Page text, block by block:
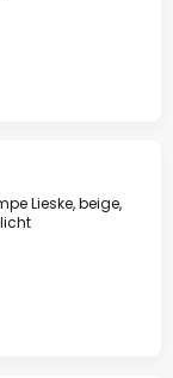
Lieske, beige,